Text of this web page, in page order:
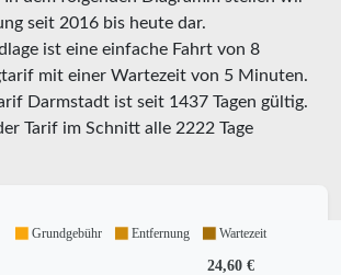
seit 2016 bis heute dar.
ist eine einfache Fahrt von 8
mit einer Wartezeit von 5 Minuten.
Darmstadt ist seit 1437 Tagen gültig.
Tarif im Schnitt alle 2222 Tage
24,60 €
Grundgebühr Entfernung Wartezeit